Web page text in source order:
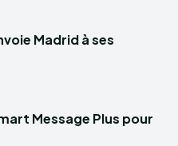
Madrid à ses
Message Plus pour